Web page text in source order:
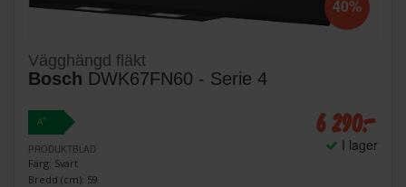
40%
Vägghängd fläkt
Bosch DWK67FN60 - Serie 4
A+
PRODUKTBLAD
Färg: Svart
Bredd (cm): 59
6 290:-
I lager